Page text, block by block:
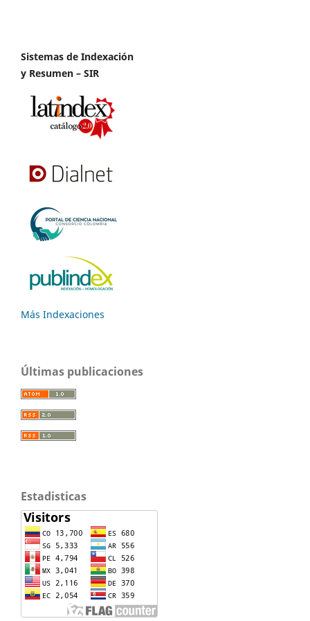
Sistemas de Indexación
y Resumen – SIR
Más Indexaciones
Últimas publicaciones
Estadisticas